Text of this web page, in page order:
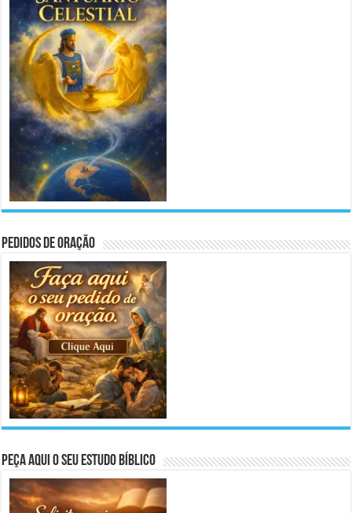
Pedidos de Oração
Peça aqui o seu Estudo Bíblico